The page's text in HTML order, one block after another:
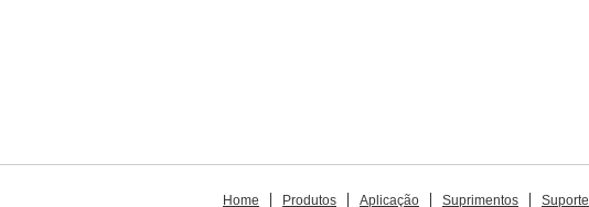
Home Produtos Aplicação Suprimentos Suporte